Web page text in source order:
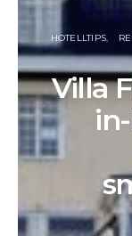
HOTELLTIPS
Villa